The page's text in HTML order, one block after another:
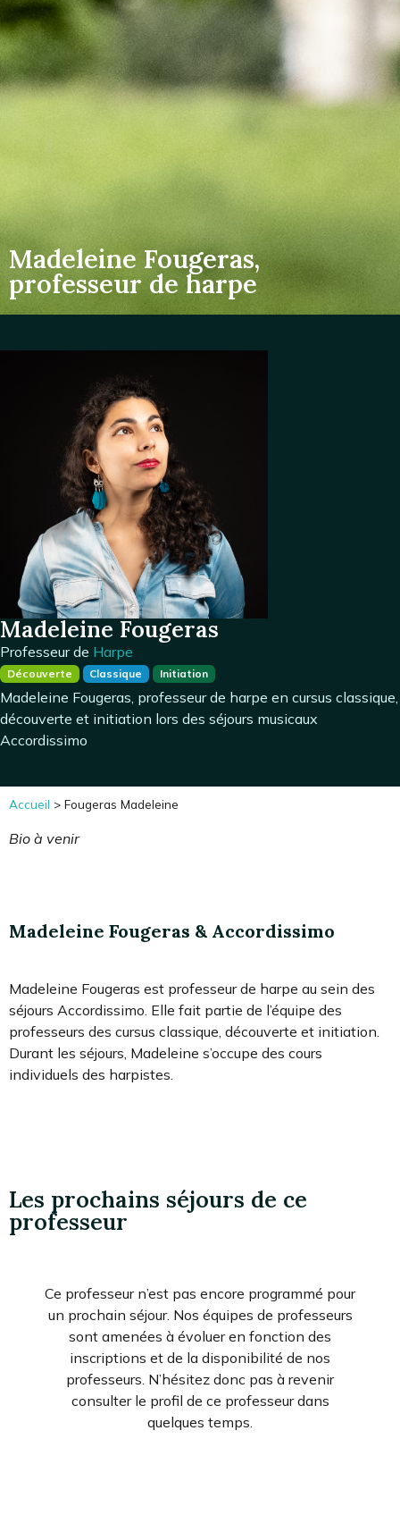
Madeleine Fougeras,
professeur de harpe
Madeleine Fougeras
Professeur de Harpe
Découverte Classique Initiation
Madeleine Fougeras, professeur de harpe en cursus classique,
découverte et initiation lors des séjours musicaux
Accordissimo
Accueil > Fougeras Madeleine
Bio à venir
Madeleine Fougeras & Accordissimo
Madeleine Fougeras est professeur de harpe au sein des
séjours Accordissimo. Elle fait partie de l’équipe des
professeurs des cursus classique, découverte et initiation.
Durant les séjours, Madeleine s’occupe des cours
individuels des harpistes.
Les prochains séjours de ce
professeur
Ce professeur n’est pas encore programmé pour
un prochain séjour. Nos équipes de professeurs
sont amenées à évoluer en fonction des
inscriptions et de la disponibilité de nos
professeurs. N’hésitez donc pas à revenir
consulter le profil de ce professeur dans
quelques temps.